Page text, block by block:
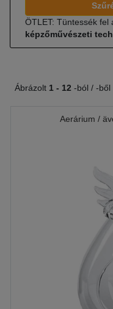
ÖTLET: Tüntessék fel
képzőművészeti
Ábrázolt 1 - 12 -ból / -ből
Aerárium /